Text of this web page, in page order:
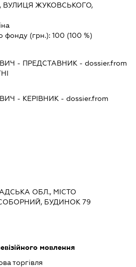
ВУЛИЦЯ ЖУКОВСЬКОГО,
фонду (грн.): 100 (100 %)
- ПРЕДСТАВНИК - dossier.from
- КЕРІВНИК - dossier.from
ОБЛ., МІСТО
БУДИНОК 79
мовлення
торгівля